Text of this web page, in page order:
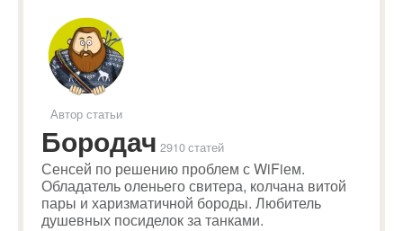
Автор статьи
Бородач 2910 статей
Сенсей по решению проблем с WiFiем.
Обладатель оленьего свитера, колчана витой
пары и харизматичной бороды. Любитель
душевных посиделок за танками.